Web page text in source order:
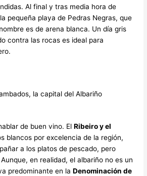
Al final y tras media hora de
pequeña playa de Pedras Negras, que
es de arena blanca. Un día gris
contra las rocas es ideal para
la capital del Albariño
de buen vino. ElRibeiro y el
blancos por excelencia de la región,
a los platos de pescado, pero
en realidad, el albariño no es un
predominante en laDenominación de